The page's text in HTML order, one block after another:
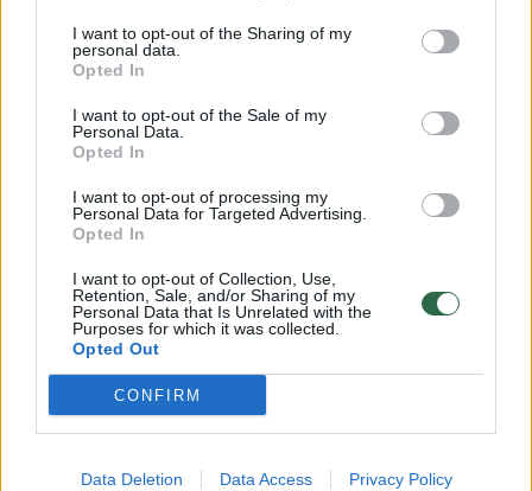
I want to opt-out of the Sharing of my
personal data.
Opted In
I want to opt-out of the Sale of my
Personal Data.
Opted In
I want to opt-out of processing my
Personal Data for Targeted Advertising.
Opted In
I want to opt-out of Collection, Use,
Retention, Sale, and/or Sharing of my
Personal Data that Is Unrelated with the
Purposes for which it was collected.
Opted Out
CONFIRM
Data Deletion Data Access Privacy Policy
Sveikata Medicinos žinios
Gydytojo nereikės: skubios
pagalbos skyriuose pacientus
apžiūrėti ir gydyti galės slaugytojai
2026 m. rugpjūčio 6 d. 07:16
Lrytas.lt
Nuo lapkričio 1-osios skubiosios
medicinos pagalbos (SMP) skyriuose dalį